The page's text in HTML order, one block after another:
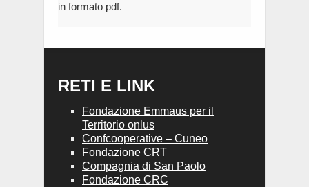
in formato pdf.
RETI E LINK
Fondazione Emmaus per il
Territorio onlus
Confcooperative – Cuneo
Fondazione CRT
Compagnia di San Paolo
Fondazione CRC